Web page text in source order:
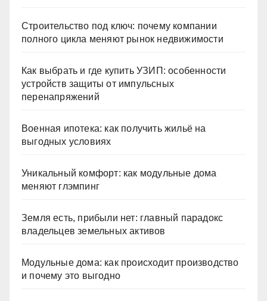
Строительство под ключ: почему компании
полного цикла меняют рынок недвижимости
Как выбрать и где купить УЗИП: особенности
устройств защиты от импульсных
перенапряжений
Военная ипотека: как получить жильё на
выгодных условиях
Уникальный комфорт: как модульные дома
меняют глэмпинг
Земля есть, прибыли нет: главный парадокс
владельцев земельных активов
Модульные дома: как происходит производство
и почему это выгодно